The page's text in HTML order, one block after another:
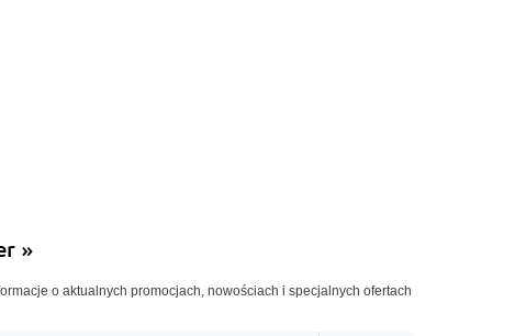
»
o aktualnych promocjach, nowościach i specjalnych ofertach